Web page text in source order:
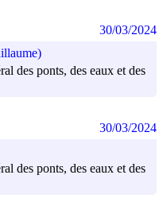
des ponts, des eaux et des
30/03/2024
des ponts, des eaux et des
30/03/2024